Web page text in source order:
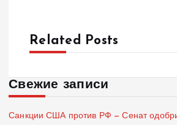
Related Posts
Свежие записи
Санкции США против РФ — Сенат